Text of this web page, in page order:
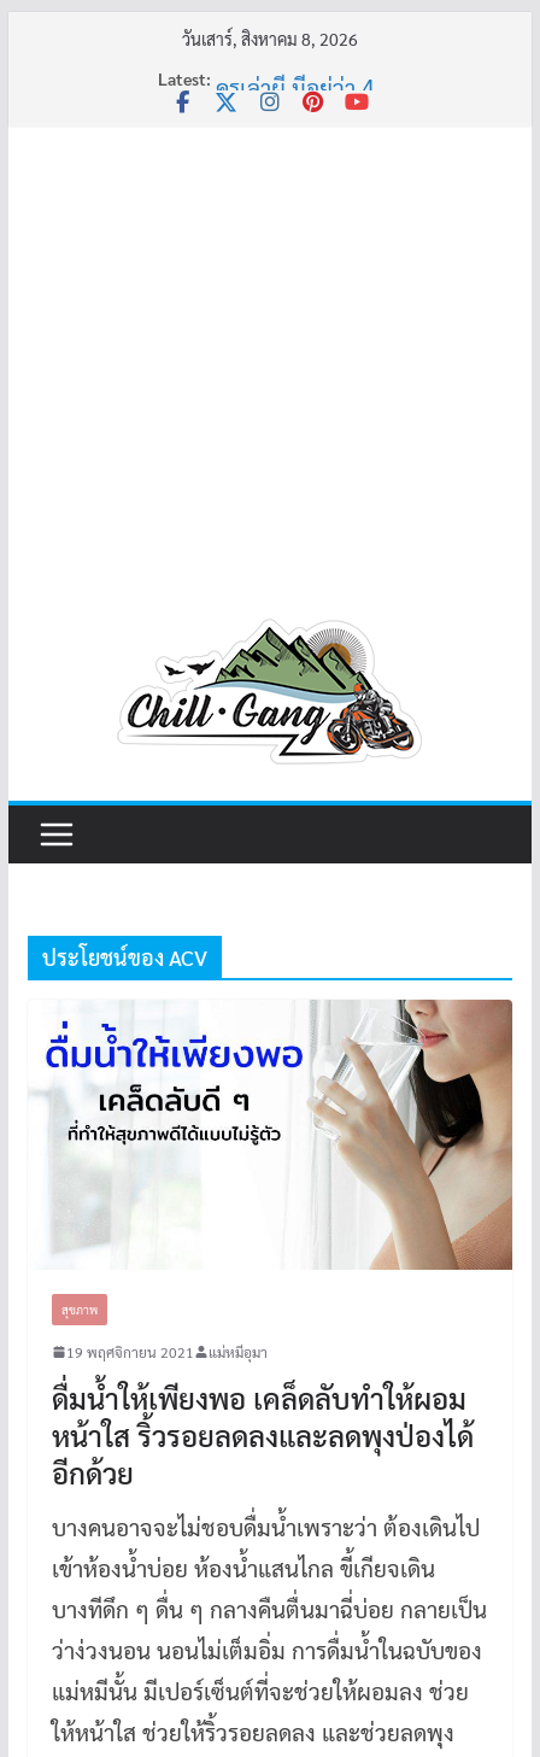
วันเสาร์, สิงหาคม 8, 2026
Latest: ครูเล่าผี มีอยู่ว่า 4
ประโยชน์ของ ACV
สุขภาพ
19 พฤศจิกายน 2021 แม่หมีอุมา
ดื่มน้ำให้เพียงพอ เคล็ดลับทำให้ผอม
หน้าใส ริ้วรอยลดลงและลดพุงป่องได้
อีกด้วย
บางคนอาจจะไม่ชอบดื่มน้ำเพราะว่า ต้องเดินไป
เข้าห้องน้ำบ่อย ห้องน้ำแสนไกล ขี้เกียจเดิน
บางทีดึก ๆ ดื่น ๆ กลางคืนตื่นมาฉี่บ่อย กลายเป็น
ว่าง่วงนอน นอนไม่เต็มอิ่ม การดื่มน้ำในฉบับของ
แม่หมีนั้น มีเปอร์เซ็นต์ที่จะช่วยให้ผอมลง ช่วย
ให้หน้าใส ช่วยให้ริ้วรอยลดลง และช่วยลดพุง